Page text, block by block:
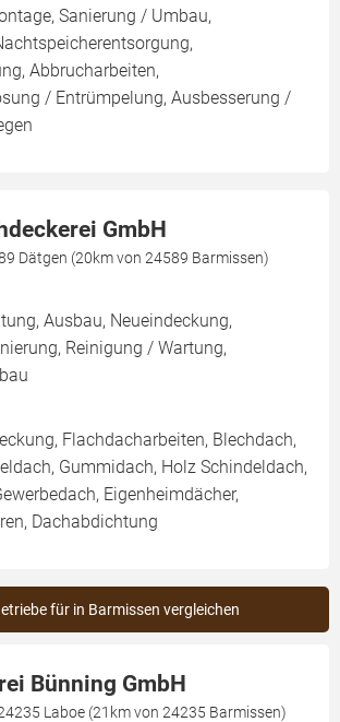
Sanierung / Umbau,
Abbrucharbeiten,
/ Entrümpelung, Ausbesserung /
GmbH
Dätgen (20km von 24589 Barmissen)
Ausbau, Neueindeckung,
Reinigung / Wartung,
Flachdacharbeiten, Blechdach,
Gummidach, Holz Schindeldach,
Eigenheimdächer,
Dachabdichtung
für in Barmissen vergleichen
Bünning GmbH
Laboe (21km von 24235 Barmissen)